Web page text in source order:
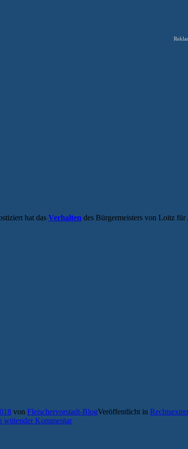
hat das Verhalten des Bürgermeisters von Loitz
von Fleischervorstadt-BlogVeröffentlicht in
wütender Kommentar